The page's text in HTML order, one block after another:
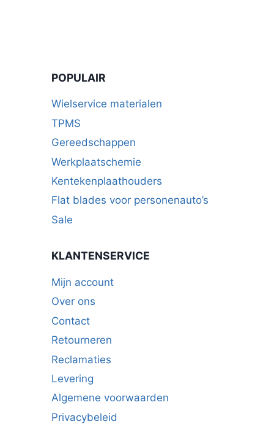
POPULAIR
Wielservice materialen
TPMS
Gereedschappen
Werkplaatschemie
Kentekenplaathouders
Flat blades voor personenauto’s
Sale
KLANTENSERVICE
Mijn account
Over ons
Contact
Retourneren
Reclamaties
Levering
Algemene voorwaarden
Privacybeleid